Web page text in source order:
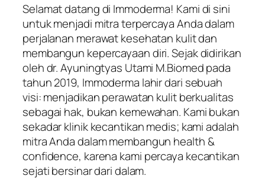
Selamat datang di Immoderma! Kami di sini
untuk menjadi mitra terpercaya Anda dalam
perjalanan merawat kesehatan kulit dan
membangun kepercayaan diri. Sejak didirikan
oleh dr. Ayuningtyas Utami M.Biomed pada
tahun 2019, Immoderma lahir dari sebuah
visi: menjadikan perawatan kulit berkualitas
sebagai hak, bukan kemewahan. Kami bukan
sekadar klinik kecantikan medis; kami adalah
mitra Anda dalam membangun health &
confidence, karena kami percaya kecantikan
sejati bersinar dari dalam.